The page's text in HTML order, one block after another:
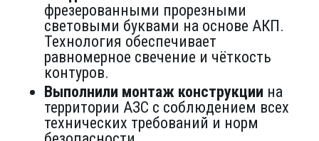
фрезерованными прорезными
световыми буквами на основе АКП.
Технология обеспечивает
равномерное свечение и чёткость
контуров.
Выполнили монтаж конструкции на
территории АЗС с соблюдением всех
технических требований и норм